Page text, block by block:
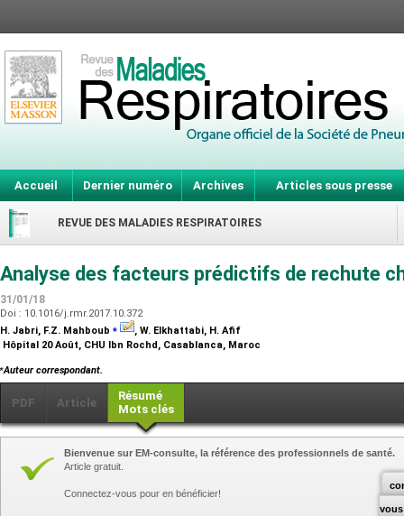
Accueil Dernier numéro Archives Articles sous presse
REVUE DES MALADIES RESPIRATOIRES
Analyse des facteurs prédictifs de rechute
31/01/18
Doi : 10.1016/j.rmr.2017.10.372
H. Jabri, F.Z. Mahboub ⁎
, W. Elkhattabi, H. Afif
Hôpital 20 Août, CHU Ibn Rochd, Casablanca, Maroc
⁎Auteur correspondant.
PDF Article
Résumé
Mots clés
vous
Bienvenue sur EM-consulte, la référence des professionnels de santé.
Article gratuit.
Connectez-vous pour en bénéficier!